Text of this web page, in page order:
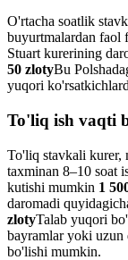
O'rtacha soatlik
buyurtmalardan faol
Stuart kurerining
50 zlotyBu
yuqori
To'liq ish vaqti
To'liq stavkali kurer,
taxminan 8–10 soat
kutishi mumkin 1
daromadi
zlotyTalab yuqori
bayramlar yoki
bo'lishi mumkin.